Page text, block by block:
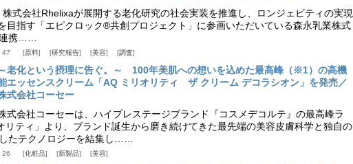
株式会社Rhelixaが展開する老化研究の社会実装を推進し、ロンジェビティの実現
目指す「エピクロック®共創プロジェクト」に参画いただいている森永乳業株式
携……
47 原料 研究報告 美容 調査
～老化という摂理に告ぐ。～ 100年美肌への想いを込めた最高峰（※1）の高機
エッセンスクリーム「AQ ミリオリティ ザ クリーム デコラシオン」を発売／
式会社コーセー
式会社コーセーは、ハイプレステージブランド『コスメデコルテ』の最高峰ラ
リティ」より、ブランド誕生から磨き続けてきた最先端の美容皮膚科学と独自の
たテクノロジーを結集し……
26 化粧品 新製品 美容